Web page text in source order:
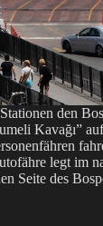
den
Kavağı”
legt im
Seite des